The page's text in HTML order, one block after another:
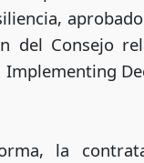
del Consejo
la